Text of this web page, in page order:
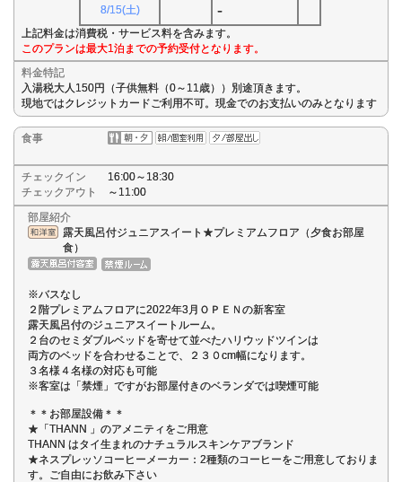
8/15(土) -
上記料金は消費税・サービス料を含みます。
このプランは最大1泊までの予約受付となります。
料金特記
入湯税大人150円（子供無料（0～11歳））別途頂きます。
現地ではクレジットカードご利用不可。現金でのお支払いのみとなります
食事
チェックイン
16:00～18:30
チェックアウト
～11:00
部屋紹介
露天風呂付ジュニアスイート★プレミアムフロア（夕食お部屋
食）
※バスなし
２階プレミアムフロアに2022年3月ＯＰＥＮの新客室
露天風呂付のジュニアスイートルーム。
２台のセミダブルベッドを寄せて並べたハリウッドツインは
両方のベッドを合わせることで、２３０cm幅になります。
３名様４名様の対応も可能
※客室は「禁煙」ですがお部屋付きのベランダでは喫煙可能
＊＊お部屋設備＊＊
★「THANN 」のアメニティをご用意
THANN はタイ生まれのナチュラルスキンケアブランド
★ネスプレッソコーヒーメーカー：2種類のコーヒーをご用意しておりま
す。ご自由にお飲み下さい